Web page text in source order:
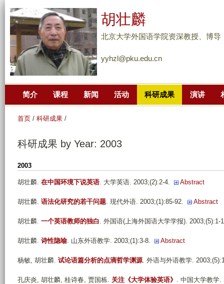
到
主
胡壮麟
北京大学外国语学院资深教授、博导
yyhzl@pku.edu.cn
简介 课程 新闻 活动 科研成果 演讲
首页 / 科研成果 /
科研成果 by Year: 2003
2003
胡壮麟. 在中国环境下说英语. 大学英语. 2003;(2):2-4. Abstract
胡壮麟. 语法化研究的若干问题. 现代外语. 2003;(1):85-92. Abstract
胡壮麟. 一个英语教师的独白. 外国语(上海外国语大学学报). 2003;(5):1-
胡壮麟. 诗性隐喻. 山东外语教学. 2003;(1):3-8. Abstract
杨敏, 胡壮麟. 试论语篇分析的点滴哲学渊源. 外语与外语教学.
孔庆炎, 胡壮麟, 桂诗春, 贾国栋. 关注《大学体验英语》 . 中国大学教学.